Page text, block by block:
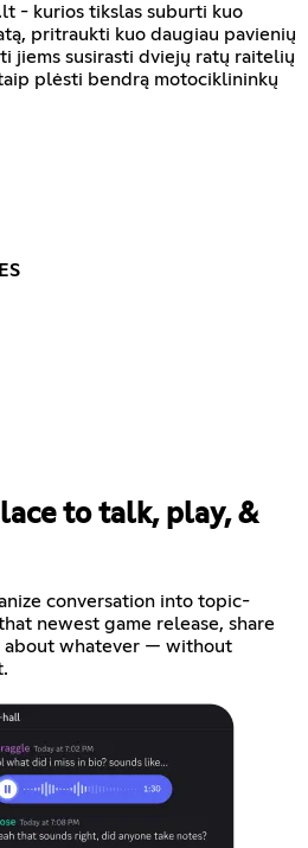
- kurios tikslas suburti kuo
pritraukti kuo daugiau pavienių
jiems susirasti dviejų ratų raitelių
plėsti bendrą motociklininkų
to talk, play, &
conversation into topic-
newest game release, share
about whatever — without